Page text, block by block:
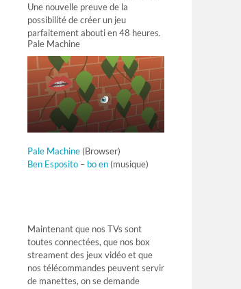
Une nouvelle preuve de la
possibilité de créer un jeu
parfaitement abouti en 48 heures.
Pale Machine
Pale Machine (Browser)
Ben Esposito – bo en (musique)
Maintenant que nos TVs sont
toutes connectées, que nos box
streament des jeux vidéo et que
nos télécommandes peuvent servir
de manettes, on se demande